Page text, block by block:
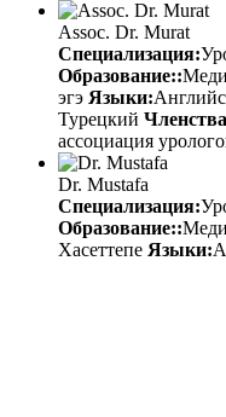
Assoc. Dr. Murat
Специализация:
Образование::
эгэ Языки:
Турецкий
ассоциация
Dr. Mustafa
Специализация:
Образование::
Хасеттепе Языки: